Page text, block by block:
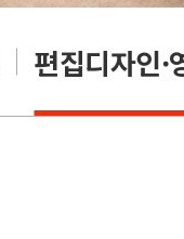
편집디자인·